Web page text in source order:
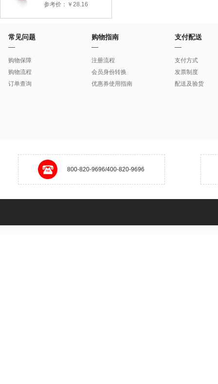
参考价：￥28.16
常见问题
购物保障
购物流程
订单查询
购物指南
注册流程
会员身份转换
优惠券使用指南
支付配送
支付方式
发票制度
配送及验货
800-820-9696/400-820-9696